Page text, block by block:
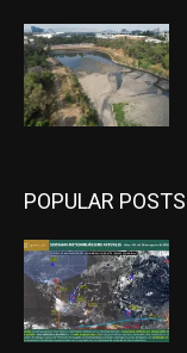
POPULAR POSTS